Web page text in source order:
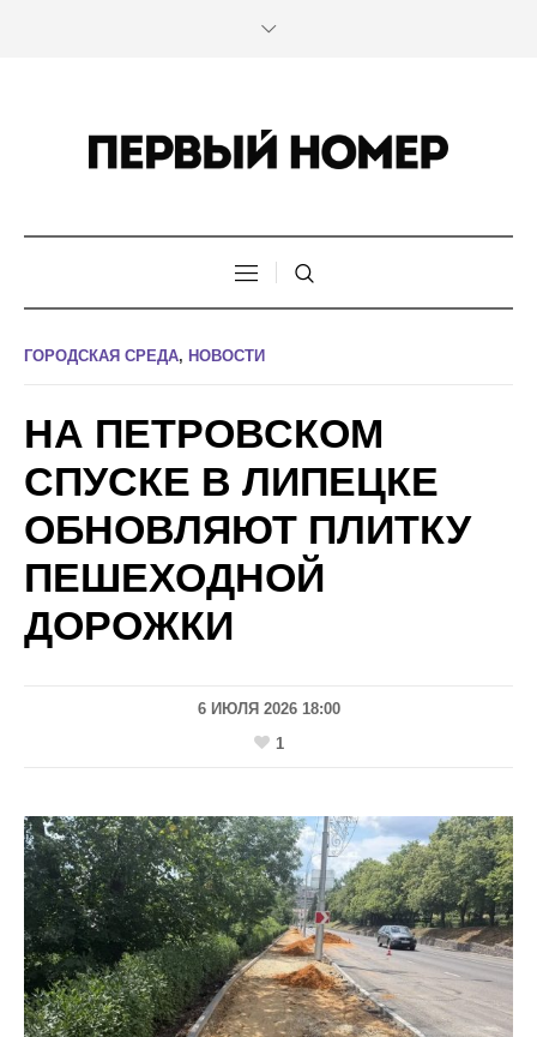
ГОРОДСКАЯ СРЕДА, НОВОСТИ
НА ПЕТРОВСКОМ
СПУСКЕ В ЛИПЕЦКЕ
ОБНОВЛЯЮТ ПЛИТКУ
ПЕШЕХОДНОЙ
ДОРОЖКИ
6 ИЮЛЯ 2026 18:00
1